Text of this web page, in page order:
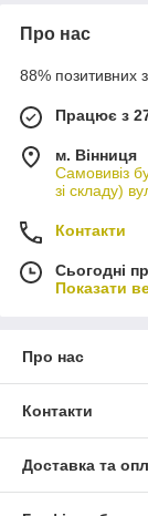
Про нас
88% позитивних з
Працює з
м. Вінниця
Самовивіз
зі складу)
Контакти
Сьогодні
Показати
Про нас
Контакти
Доставка та